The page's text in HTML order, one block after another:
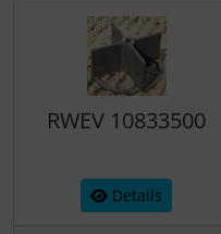
RWEV 10833500
Details